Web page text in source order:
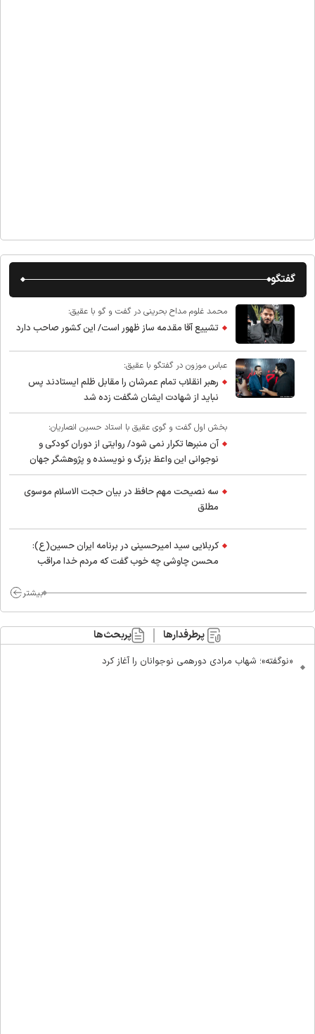
گفتگو
محمد غلوم مداح بحرینی در گفت و گو با عقیق:
تشییع آقا مقدمه ساز ظهور است/ این کشور صاحب دارد
عباس موزون در گفتگو با عقیق:
رهبر انقلاب تمام عمرشان را مقابل ظلم ایستادند پس
نباید از شهادت ایشان شگفت زده شد
بخش اول گفت و گوی عقیق با استاد حسین انصاریان:
آن منبرها تکرار نمی شود/ روایتی از دوران کودکی و
نوجوانی این واعظ بزرگ و نویسنده و پژوهشگر جهان
اسلام
سه نصیحت مهم حافظ در بیان حجت الاسلام موسوی
مطلق
کربلایی سید امیر‌حسینی در برنامه ایران حسین(ع):
محسن چاوشی چه خوب گفت که مردم خدا مراقب
بیشتر
پرطرفدارها پربحث‌ها
«نوگفته»؛ شهاب مرادی دورهمی نوجوانان را آغاز کرد